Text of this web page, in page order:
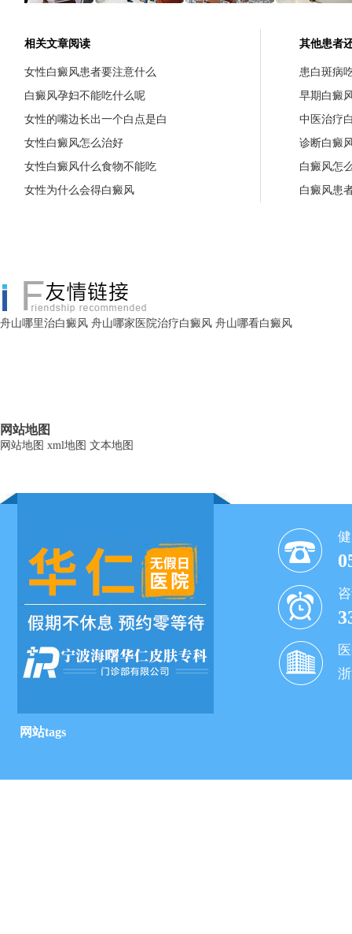
相关文章阅读
女性白癜风患者要注意什么
白癜风孕妇不能吃什么呢
女性的嘴边长出一个白点是白
女性白癜风怎么治好
女性白癜风什么食物不能吃
女性为什么会得白癜风
其他患者
患白斑病
早期白癜
中医治疗
诊断白癜
白癜风怎
白癜风患
舟山哪里治白癜风 舟山哪家医院治疗白癜风 舟山哪看白癜风
网站地图
网站地图 xml地图 文本地图
网站tags